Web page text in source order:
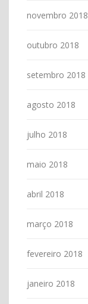
novembro 2018
outubro 2018
setembro 2018
agosto 2018
julho 2018
maio 2018
abril 2018
março 2018
fevereiro 2018
janeiro 2018